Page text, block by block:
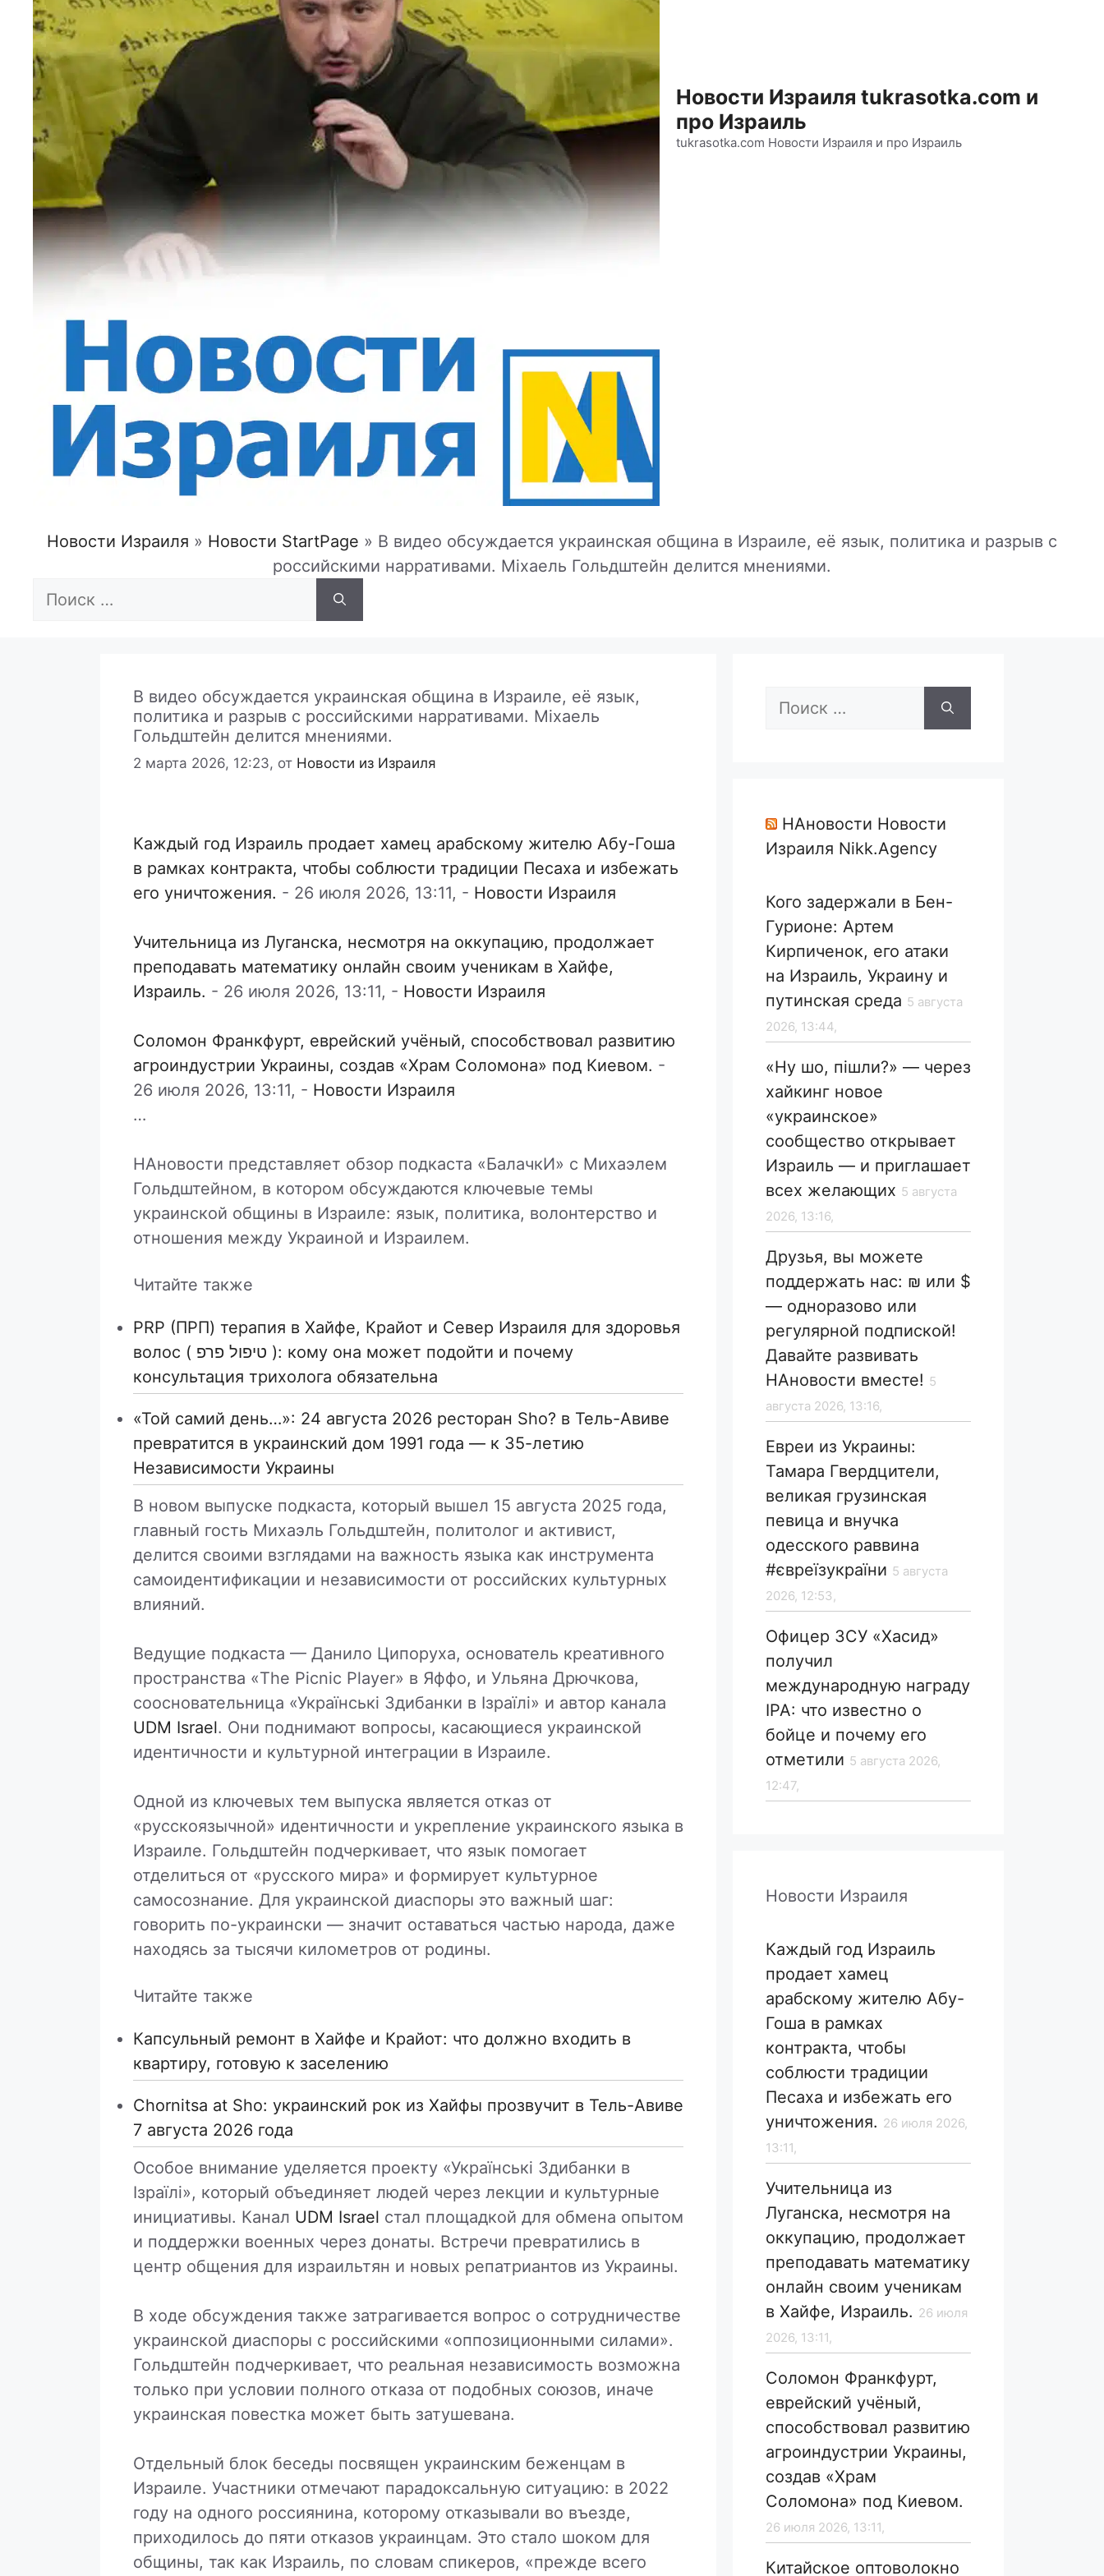
Новости Израиля tukrasotka.com и
про Израиль
tukrasotka.com Новости Израиля и про Израиль
Новости Израиля » Новости StartPage » В видео обсуждается украинская община в Израиле, её язык, политика и разрыв с
российскими нарративами. Міхаель Гольдштейн делится мнениями.
Поиск:
В видео обсуждается украинская община в Израиле, её язык,
политика и разрыв с российскими нарративами. Міхаель
Гольдштейн делится мнениями.
2 марта 2026, 12:23, от Новости из Израиля
Каждый год Израиль продает хамец арабскому жителю Абу-Гоша
в рамках контракта, чтобы соблюсти традиции Песаха и избежать
его уничтожения. - 26 июля 2026, 13:11, - Новости Израиля
Учительница из Луганска, несмотря на оккупацию, продолжает
преподавать математику онлайн своим ученикам в Хайфе,
Израиль. - 26 июля 2026, 13:11, - Новости Израиля
Соломон Франкфурт, еврейский учёный, способствовал развитию
агроиндустрии Украины, создав «Храм Соломона» под Киевом. -
26 июля 2026, 13:11, - Новости Израиля
…
НАновости представляет обзор подкаста «БалачкИ» с Михаэлем
Гольдштейном, в котором обсуждаются ключевые темы
украинской общины в Израиле: язык, политика, волонтерство и
отношения между Украиной и Израилем.
Читайте также
PRP (ПРП) терапия в Хайфе, Крайот и Север Израиля для здоровья
волос ( טיפול פרפ ): кому она может подойти и почему
консультация трихолога обязательна
«Той самий день…»: 24 августа 2026 ресторан Sho? в Тель-Авиве
превратится в украинский дом 1991 года — к 35-летию
Независимости Украины
В новом выпуске подкаста, который вышел 15 августа 2025 года,
главный гость Михаэль Гольдштейн, политолог и активист,
делится своими взглядами на важность языка как инструмента
самоидентификации и независимости от российских культурных
влияний.
Ведущие подкаста — Данило Ципоруха, основатель креативного
пространства «The Picnic Player» в Яффо, и Ульяна Дрючкова,
соосновательница «Українські Здибанки в Ізраїлі» и автор канала
UDM Israel. Они поднимают вопросы, касающиеся украинской
идентичности и культурной интеграции в Израиле.
Одной из ключевых тем выпуска является отказ от
«русскоязычной» идентичности и укрепление украинского языка в
Израиле. Гольдштейн подчеркивает, что язык помогает
отделиться от «русского мира» и формирует культурное
самосознание. Для украинской диаспоры это важный шаг:
говорить по-украински — значит оставаться частью народа, даже
находясь за тысячи километров от родины.
Читайте также
Капсульный ремонт в Хайфе и Крайот: что должно входить в
квартиру, готовую к заселению
Chornitsa at Sho: украинский рок из Хайфы прозвучит в Тель-Авиве
7 августа 2026 года
Особое внимание уделяется проекту «Українські Здибанки в
Ізраїлі», который объединяет людей через лекции и культурные
инициативы. Канал UDM Israel стал площадкой для обмена опытом
и поддержки военных через донаты. Встречи превратились в
центр общения для израильтян и новых репатриантов из Украины.
В ходе обсуждения также затрагивается вопрос о сотрудничестве
украинской диаспоры с российскими «оппозиционными силами».
Гольдштейн подчеркивает, что реальная независимость возможна
только при условии полного отказа от подобных союзов, иначе
украинская повестка может быть затушевана.
Отдельный блок беседы посвящен украинским беженцам в
Израиле. Участники отмечают парадоксальную ситуацию: в 2022
году на одного россиянина, которому отказывали во въезде,
приходилось до пяти отказов украинцам. Это стало шоком для
общины, так как Израиль, по словам спикеров, «прежде всего
Поиск:
НАновости Новости
Израиля Nikk.Agency
Кого задержали в Бен-
Гурионе: Артем
Кирпиченок, его атаки
на Израиль, Украину и
путинская среда 5 августа
2026, 13:44,
«Ну шо, пішли?» — через
хайкинг новое
«украинское»
сообщество открывает
Израиль — и приглашает
всех желающих 5 августа
2026, 13:16,
Друзья, вы можете
поддержать нас: ₪ или $
— одноразово или
регулярной подпиской!
Давайте развивать
НАновости вместе! 5
августа 2026, 13:16,
Евреи из Украины:
Тамара Гвердцители,
великая грузинская
певица и внучка
одесского раввина
#євреїзукраїни 5 августа
2026, 12:53,
Офицер ЗСУ «Хасид»
получил
международную награду
IPA: что известно о
бойце и почему его
отметили 5 августа 2026,
12:47,
Новости Израиля
Каждый год Израиль
продает хамец
арабскому жителю Абу-
Гоша в рамках
контракта, чтобы
соблюсти традиции
Песаха и избежать его
уничтожения. 26 июля 2026,
13:11,
Учительница из
Луганска, несмотря на
оккупацию, продолжает
преподавать математику
онлайн своим ученикам
в Хайфе, Израиль. 26 июля
2026, 13:11,
Соломон Франкфурт,
еврейский учёный,
способствовал развитию
агроиндустрии Украины,
создав «Храм
Соломона» под Киевом.
26 июля 2026, 13:11,
Китайское оптоволокно